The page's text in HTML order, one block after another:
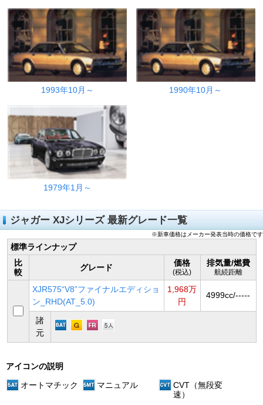
1993年10月～ 1990年10月～
1979年1月～
ジャガー XJシリーズ 最新グレード一覧
※新車価格はメーカー発表当時の価格です
標準ラインナップ
比
較
グレード 価格
(税込)
排気量/燃費
航続距離
XJR575“V8”ファイナルエディショ
ン_RHD(AT_5.0)
1,968万
円
4999cc/-----
諸
元
アイコンの説明
オートマチック
マニュアル
CVT（無段変
速）